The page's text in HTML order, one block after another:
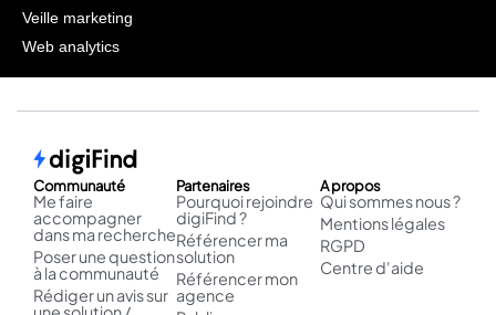
Veille marketing
Web analytics
Communauté
Me faire
accompagner
dans ma recherche
Poser une question
à la communauté
Rédiger un avis sur
Partenaires
Pourquoi rejoindre
digiFind ?
Référencer ma
solution
Référencer mon
agence
A propos
Qui sommes nous ?
Mentions légales
RGPD
Centre d'aide